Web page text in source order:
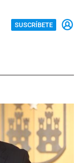
SUSCRÍBETE